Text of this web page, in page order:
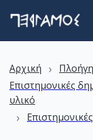
Αρχική ›
Επιστημονικές
υλικό
›